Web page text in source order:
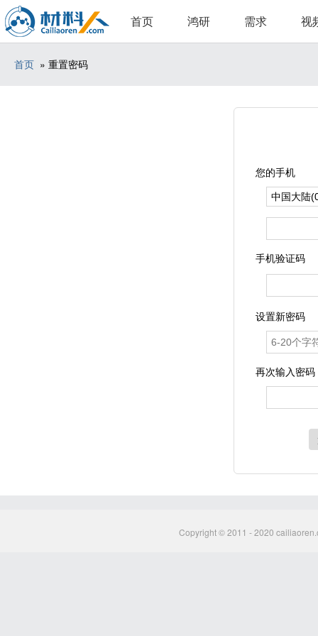
首页 鸿研 需求 视
首页 » 重置密码
您的手机
手机验证码
设置新密码
再次输入密码
Copyright © 2011 - 2020